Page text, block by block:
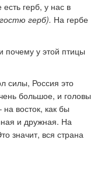
герб, у нас в
герб). На гербе
у этой птицы
силы, Россия это
большое, и головы
восток, как бы
и дружная. На
значит, вся страна